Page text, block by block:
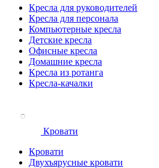
Кресла для руководителей
Кресла для персонала
Компьютерные кресла
Детские кресла
Офисные кресла
Домашние кресла
Кресла из ротанга
Кресла-качалки
Кровати
Кровати
Двухъярусные кровати